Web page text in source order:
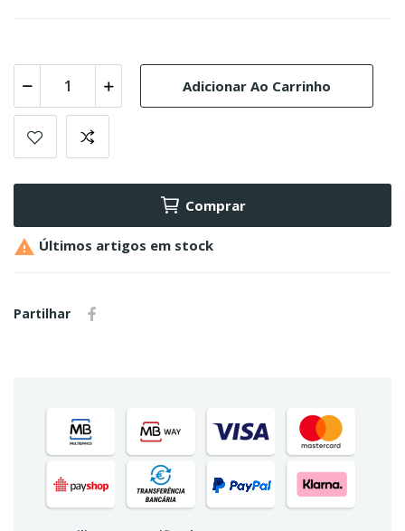
Adicionar Ao Carrinho
Comprar
 Últimos artigos em stock
Partilhar